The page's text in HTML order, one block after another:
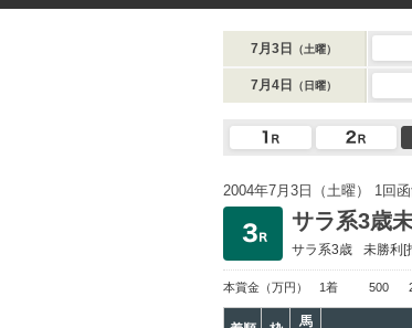
7月3日 （土曜）
7月4日 （日曜）
2004年7月3日（土曜） 1回函
サラ系3歳
サラ系3歳 未勝利[
本賞金 （万円） 1着 500
馬